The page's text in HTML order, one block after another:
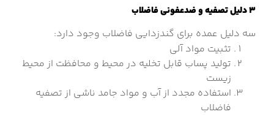
3 دلیل تصفیه و ضدعفونی فاضلاب
سه دلیل عمده برای گندزدایی فاضلاب وجود دارد:
تثبیت مواد آلی
تولید پساب قابل تخلیه در محیط و محافظت از محیط
زیست
استفاده مجدد از آب و مواد جامد ناشی از تصفیه
فاضلاب